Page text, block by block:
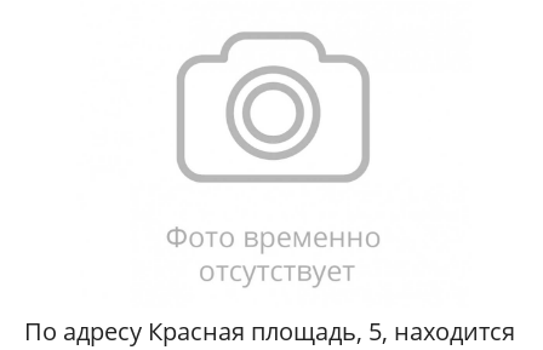
По адресу Красная площадь, 5, находится